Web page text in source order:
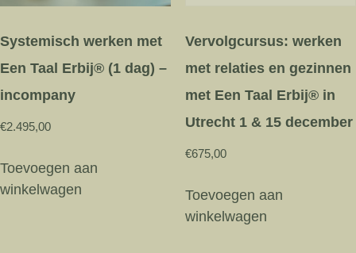
Systemisch werken met
Een Taal Erbij® (1 dag) –
incompany
€2.495,00
Toevoegen aan
winkelwagen
Vervolgcursus: werken
met relaties en gezinnen
met Een Taal Erbij® in
Utrecht 1 & 15 december
€675,00
Toevoegen aan
winkelwagen